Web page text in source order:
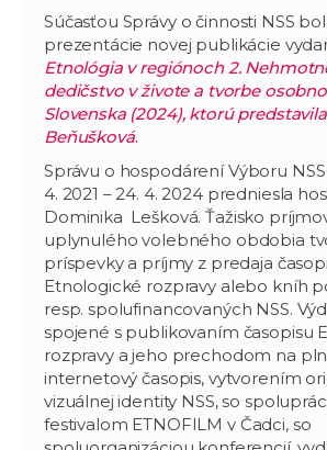
Súčasťou Správy o činnosti NSS
prezentácie novej publikácie
Etnológia v regiónoch 2.
dedičstvo v živote a tvorbe
Slovenska (2024), ktorú
Beňušková.
Správu o hospodárení Výboru
4. 2021 – 24. 4. 2024 predniesla
Dominika Lešková. Ťažisko
uplynulého volebného obdobia
príspevky a príjmy z predaja
Etnologické rozpravy alebo kníh
resp. spolufinancovaných NSS.
spojené s publikovaním časopisu
rozpravy a jeho prechodom na
internetový časopis, vytvorením
vizuálnej identity NSS, so
festivalom ETNOFILM v Čadci, so